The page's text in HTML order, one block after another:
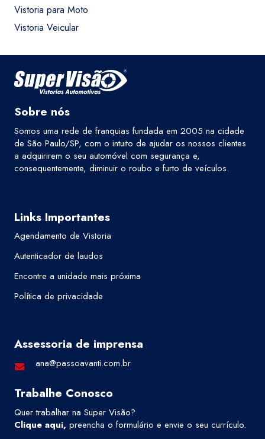
Vistoria para Moto
Vistoria Veicular
Sobre nós
Somos uma rede de franquias fundada em 2005 na cidade
de São Paulo/SP, com o intuito de ajudar os nossos clientes
a adquirirem o seu automóvel com segurança e,
consequentemente, diminuir o roubo e furto de veículos.
Links Importantes
Agendamento de Vistoria
Autenticador de laudos
Encontre a unidade mais próxima
Política de privacidade
Assessoria de imprensa
ana@passoavanti.com.br
Trabalhe Conosco
Quer trabalhar na Super Visão?
Clique aqui, preencha o formulário e envie o seu currículo.